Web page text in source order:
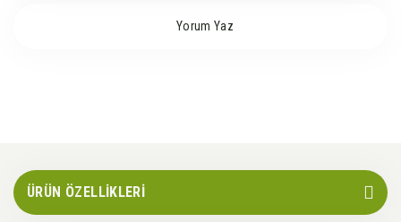
Yorum Yaz
ÜRÜN ÖZELLİKLERİ